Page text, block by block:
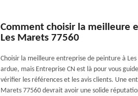
Comment choisir la meilleure
Les Marets 77560
Choisir la meilleure entreprise de peinture à
ardue, mais Entreprise CN est là pour vous
vérifier les références et les avis clients. Une
Marets 77560 devrait avoir une solide